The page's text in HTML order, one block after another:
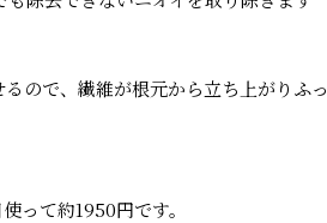
ので、繊維が根元から立ち上がりふっ
って約1950円です。